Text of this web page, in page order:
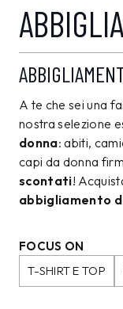
A te che sei una
nostra selezione
donna: abiti,
capi da donna
scontati!
abbigliamento
FOCUS ON
T-SHIRT E TOP